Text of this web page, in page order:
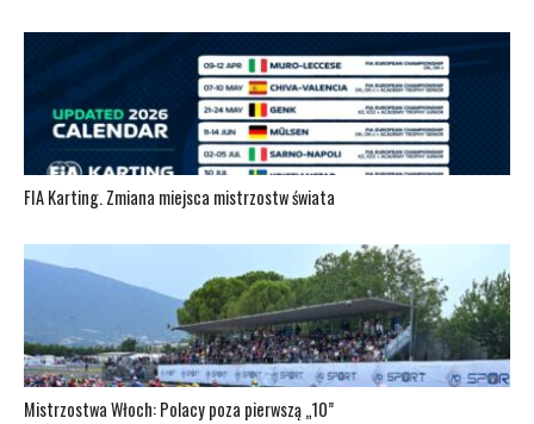
FIA Karting. Zmiana miejsca mistrzostw świata
Mistrzostwa Włoch: Polacy poza pierwszą „10”